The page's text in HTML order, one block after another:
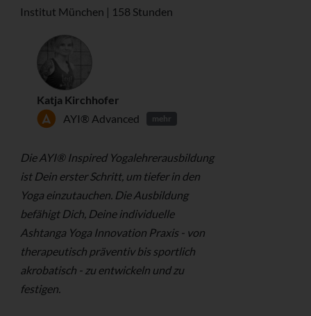
Institut München | 158 Stunden
Katja Kirchhofer
AYI® Advanced
mehr
Die AYI® Inspired Yogalehrerausbildung
ist Dein erster Schritt, um tiefer in den
Yoga einzutauchen. Die Ausbildung
befähigt Dich, Deine individuelle
Ashtanga Yoga Innovation Praxis - ­von
therapeutisch präventiv bis sportlich
akrobatisch - zu entwickeln und zu
festigen.